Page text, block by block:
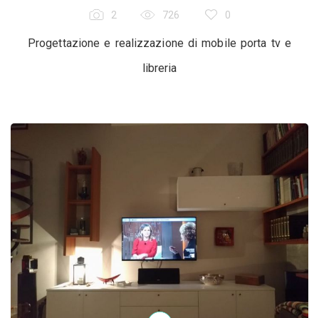
2 726 0
Progettazione e realizzazione di mobile porta tv e
libreria